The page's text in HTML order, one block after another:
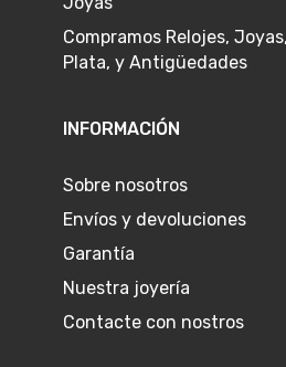
Compramos Relojes,
Plata, y Antigüedades
INFORMACIÓN
Sobre nosotros
Envíos y devoluciones
Garantía
Nuestra joyería
Contacte con nostros